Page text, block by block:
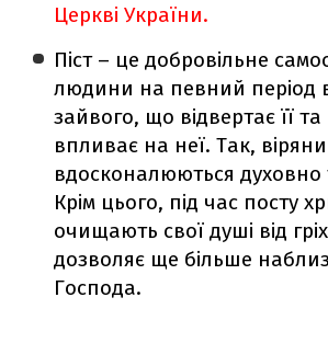
Церкві України.
Піст – це добровільне
людини на певний період
зайвого, що відвертає її
впливає на неї. Так, віряни
вдосконалюються духовно
Крім цього, під час посту
очищають свої душі від
дозволяє ще більше
Господа.